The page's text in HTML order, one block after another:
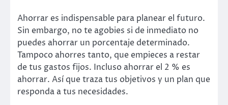
Ahorrar es indispensable para planear el futuro.
Sin embargo, no te agobies si de inmediato no
puedes ahorrar un porcentaje determinado.
Tampoco ahorres tanto, que empieces a restar
de tus gastos fijos. Incluso ahorrar el 2 % es
ahorrar. Así que traza tus objetivos y un plan que
responda a tus necesidades.